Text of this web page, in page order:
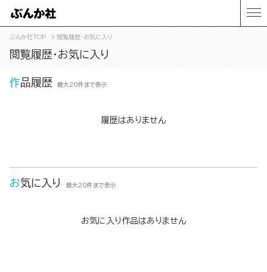
ぶんか社TOP 閲覧履歴・お気に入り
閲覧履歴・お気に入り
作品履歴 最大20件まで表示
履歴はありません
お気に入り 最大20件まで表示
お気に入り作品はありません